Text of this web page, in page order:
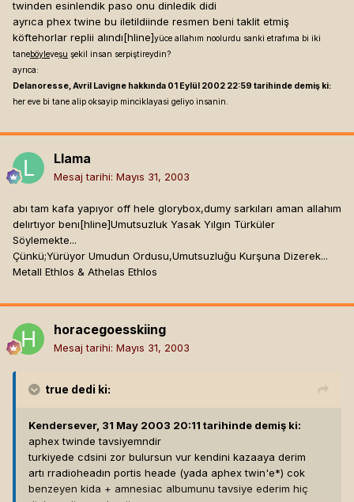
twinden esinlendik paso onu dinledik didi
ayrıca phex twine bu iletildiinde resmen beni taklit etmiş
köftehorlar replii alındı[hline]yüce allahım noolurdu sanki etrafıma bi iki
taneböyleveşu şekil insan serpiştireydin?
ayrıca:
Delanoresse, Avril Lavigne hakkında 01 Eylül 2002 22:59 tarihinde demiş ki:
her eve bi tane alip oksayip minciklayasi geliyo insanin.
Llama
Mesaj tarihi: Mayıs 31, 2003
abı tam kafa yapıyor off hele glorybox,dumy sarkıları aman allahım
delırtıyor benı[hline]Umutsuzluk Yasak Yılgın Türküler
Söylemekte...
Çünkü;Yürüyor Umudun Ordusu,Umutsuzluğu Kurşuna Dizerek...
Metall Ethlos & Athelas Ethlos
horacegoesskiing
Mesaj tarihi: Mayıs 31, 2003
true dedi ki:
Kendersever, 31 May 2003 20:11 tarihinde demiş ki:
aphex twinde tavsiyemndir
turkiyede cdsini zor bulursun vur kendini kazaaya derim
artı rradioheadın portis heade (yada aphex twin'e*) cok
benzeyen kida + amnesiac albumunu tavsiye ederim hiç